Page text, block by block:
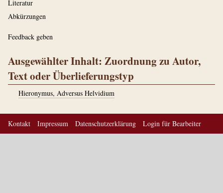
Literatur
Abkürzungen
Feedback geben
Ausgewählter Inhalt: Zuordnung zu Autor,
Text oder Überlieferungstyp
Hieronymus, Adversus Helvidium
Kontakt Impressum Datenschutzerklärung Login für Bearbeiter